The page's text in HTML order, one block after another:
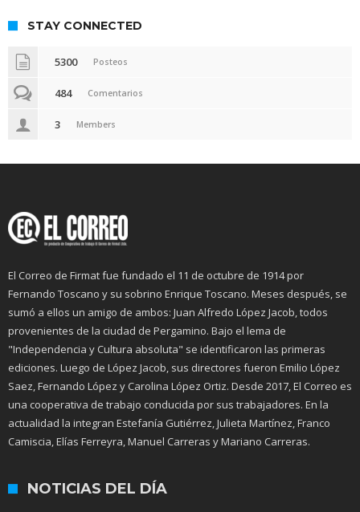
STAY CONNECTED
5300 Posteos
484 Comentarios
3 Members
El Correo de Firmat fue fundado el 11 de octubre de 1914 por
Fernando Toscano y su sobrino Enrique Toscano. Meses después, se
sumó a ellos un amigo de ambos: Juan Alfredo López Jacob, todos
provenientes de la ciudad de Pergamino. Bajo el lema de
"Independencia y Cultura absoluta" se identificaron las primeras
ediciones. Luego de López Jacob, sus directores fueron Emilio López
Saez, Fernando López y Carolina López Ortiz. Desde 2017, El Correo es
una cooperativa de trabajo conducida por sus trabajadores. En la
actualidad la integran Estefanía Gutiérrez, Julieta Martínez, Franco
Camiscia, Elías Ferreyra, Manuel Carreras y Mariano Carreras.
NOTICIAS DEL DÍA